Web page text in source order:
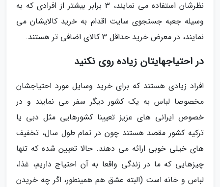
نظرشان استفاده می نمایند، 3 برابر بیشتر از افرادی که به
وسیله جعبه جستجوی سایت اقدام به خرید کالایشان می
نمایند، در معرض خرید حداقل 3 کالای اضافی تر هستند.
در احتیاجهایتان زیاده روی نکنید
افراد زیادی هستند که برای خرید وسایل مورد احتیاجشان
مخصوصا لباس به یک کشور دیگر سفر می نمایند و در
خصوص ایرانی های عزیز تعیینا کشورهایی مثل دبی یا
ترکیه کشور مقصد هستند چون در تمام طول سال، تخفیف
های خیلی خوبی ارائه می دهند. حالا تعیین شده که تنها
چیزهایی که ما در زندگی واقعا به آن احتیاج داریم، غذا،
لباس و خانه است (البته عشق هم همینطور، اگر چه خریدن